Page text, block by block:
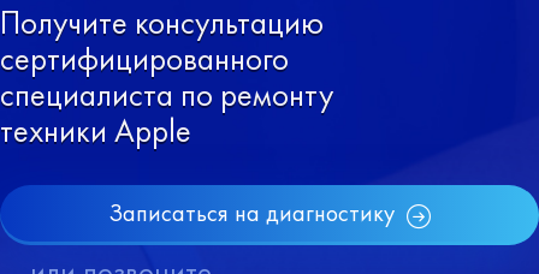
Получите консультацию
сертифицированного
специалиста по ремонту
техники Apple
Записаться на диагностику